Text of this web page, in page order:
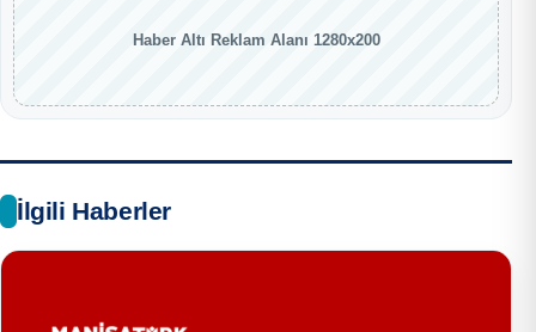
Haber Altı Reklam Alanı 1280x200
İlgili Haberler